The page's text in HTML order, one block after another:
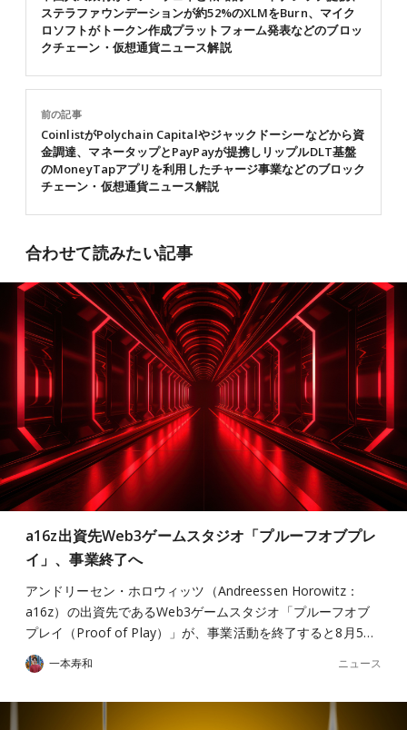
前の記事
CoinlistがPolychain Capitalやジャックドーシーなどから資
金調達、マネータップとPayPayが提携しリップルDLT基盤
のMoneyTapアプリを利用したチャージ事業などのブロック
チェーン・仮想通貨ニュース解説
ステラファウンデーションが約52%のXLMをBurn、マイク
ロソフトがトークン作成プラットフォーム発表などのブロッ
クチェーン・仮想通貨ニュース解説
合わせて読みたい記事
a16z出資先Web3ゲームスタジオ「プルーフオブプレ
イ」、事業終了へ
アンドリーセン・ホロウィッツ（Andreessen Horowitz：
a16z）の出資先であるWeb3ゲームスタジオ「プルーフオブ
プレイ（Proof of Play）」が、事業活動を終了すると8月5…
一本寿和 ニュース